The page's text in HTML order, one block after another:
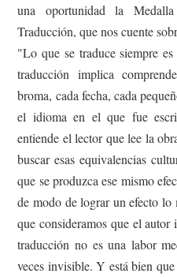
una oportunidad la
Traducción, que nos cuente
"Lo que se traduce siempre
traducción implica
broma, cada fecha, cada
el idioma en el que fue
entiende el lector que lee la
buscar esas equivalencias
que se produzca ese mismo
de modo de lograr un efecto
que consideramos que el
traducción no es una labor
veces invisible. Y está bien